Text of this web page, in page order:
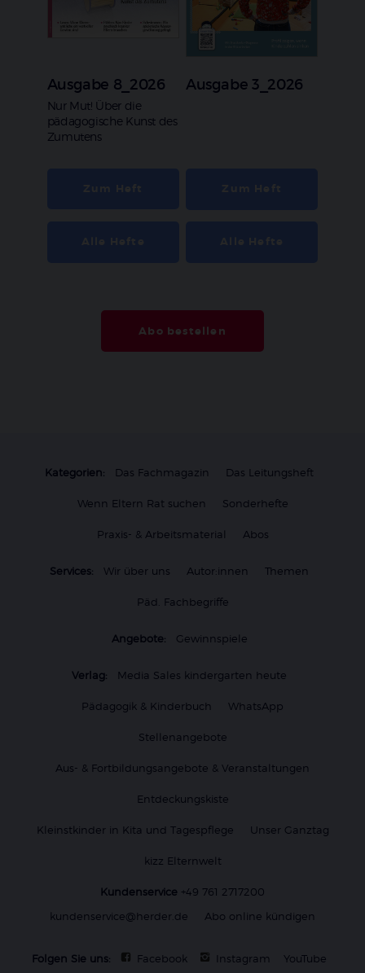
Ausgabe 8_2026
:
Nur Mut! Über die
pädagogische Kunst des
Zumutens
Ausgabe 3_2026
Abo bestellen
Kategorien: Das Fachmagazin Das Leitungsheft
Wenn Eltern Rat suchen Sonderhefte
Praxis- & Arbeitsmaterial Abos
Services: Wir über uns Autor:innen Themen
Päd. Fachbegriffe
Angebote: Gewinnspiele
Verlag: Media Sales kindergarten heute
Pädagogik & Kinderbuch WhatsApp
Stellenangebote
Aus- & Fortbildungsangebote & Veranstaltungen
Entdeckungskiste
Kleinstkinder in Kita und Tagespflege Unser Ganztag
kizz Elternwelt
Kundenservice +49 761 2717200
kundenservice@herder.de
Abo online kündigen
Folgen Sie uns: Facebook Instagram YouTube